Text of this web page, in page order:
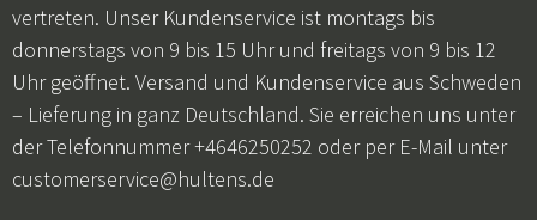
vertreten. Unser Kundenservice ist montags bis
donnerstags von 9 bis 15 Uhr und freitags von 9 bis 12
Uhr geöffnet. Versand und Kundenservice aus Schweden
– Lieferung in ganz Deutschland. Sie erreichen uns unter
der Telefonnummer +4646250252 oder per E-Mail unter
customerservice@hultens.de